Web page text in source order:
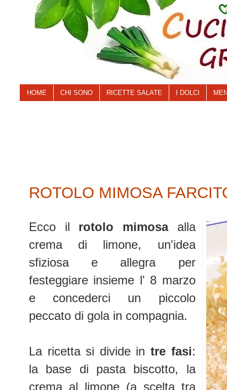
HOME CHI SONO RICETTE SALATE I DOLCI
ROTOLO MIMOSA
Ecco il rotolo mimosaalla
crema di limone, un'idea
sfiziosa e allegra per
festeggiare insieme l' 8 marzo
e concederci un piccolo
peccato di gola in compagnia.
La ricetta si divide intre fasi:
la base di pasta biscotto, la
crema al limone (a scelta tra